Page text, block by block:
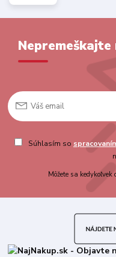
Nepremeškajte
Súhlasím so
Môžete sa